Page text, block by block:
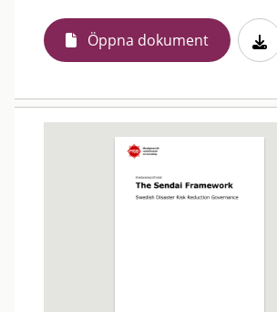
Öppna dokument